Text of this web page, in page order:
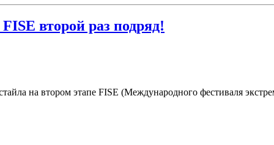
второй раз подряд!
на втором этапе FISE (Международного фестиваля